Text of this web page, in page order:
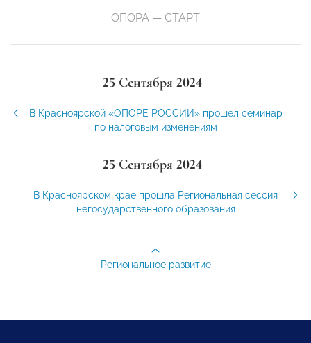
ОПОРА — СТАРТ
25 Сентября 2024
В Красноярской «ОПОРЕ РОССИИ» прошел семинар
по налоговым изменениям
25 Сентября 2024
В Красноярском крае прошла Региональная сессия
негосударственного образования
Региональное развитие